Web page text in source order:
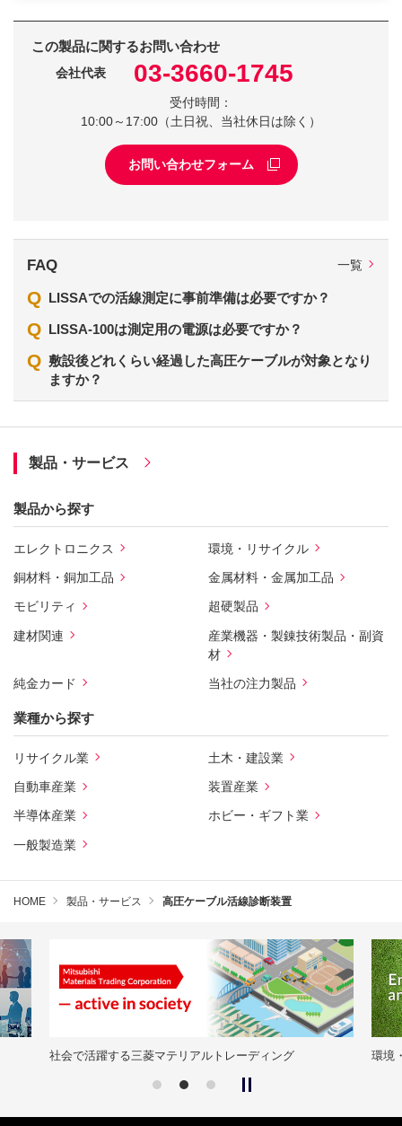
この製品に関するお問い合わせ
会社代表 03-3660-1745
受付時間：
10:00～17:00（土日祝、当社休日は除く）
お問い合わせフォーム
FAQ 一覧
Q LISSAでの活線測定に事前準備は必要ですか？
Q LISSA-100は測定用の電源は必要ですか？
Q 敷設後どれくらい経過した高圧ケーブルが対象となり
ますか？
製品・サービス
製品から探す
エレクトロニクス 環境・リサイクル
銅材料・銅加工品 金属材料・金属加工品
モビリティ 超硬製品
建材関連
産業機器・製錬技術製品・副資
材
純金カード 当社の注力製品
業種から探す
リサイクル業 土木・建設業
自動車産業 装置産業
半導体産業 ホビー・ギフト業
一般製造業
HOME 製品・サービス 高圧ケーブル活線診断装置
社会で活躍する三菱マテリアルトレーディング 環境